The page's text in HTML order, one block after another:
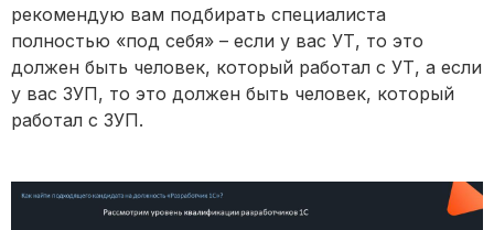
рекомендую вам подбирать специалиста
полностью «под себя» – если у вас УТ, то это
должен быть человек, который работал с УТ, а если
у вас ЗУП, то это должен быть человек, который
работал с ЗУП.